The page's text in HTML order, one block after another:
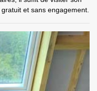
et sans engagement.